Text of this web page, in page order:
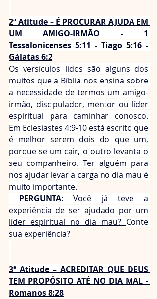
2ª Atitude – É PROCURAR AJUDA EM
UM AMIGO-IRMÃO - 1
Tessalonicenses 5:11 - Tiago 5:16 -
Gálatas 6:2
Os versículos lidos são alguns dos
muitos que a Bíblia nos ensina sobre
a necessidade de termos um amigo-
irmão, discipulador, mentor ou líder
espiritual para caminhar conosco.
Em Eclesiastes 4:9-10 está escrito que
é melhor serem dois do que um,
porque se um cair, o outro levanta o
seu companheiro. Ter alguém para
nos ajudar levar a carga no dia mau é
muito importante.
PERGUNTA: Você já teve a
experiência de ser ajudado por um
líder espiritual no dia mau? Conte
sua experiência?
3ª Atitude – ACREDITAR QUE DEUS
TEM PROPÓSITO ATÉ NO DIA MAL -
Romanos 8:28